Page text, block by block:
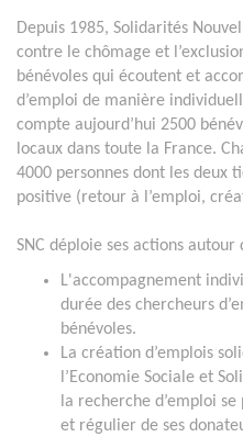
Depuis 1985, Solidarités
contre le chômage et
bénévoles qui écoutent et
d’emploi de manière
compte aujourd’hui 2500
locaux dans toute la France.
4000 personnes dont les deux
positive (retour à l’emploi,
SNC déploie ses actions autour
L'accompagnement
durée des chercheurs
bénévoles.
La création d’emplois
l’Economie Sociale et
la recherche d’emploi
et régulier de ses